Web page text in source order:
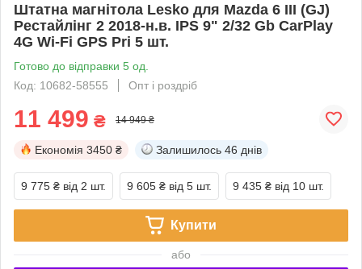
Штатна магнітола Lesko для Mazda 6 III (GJ)
Рестайлінг 2 2018-н.в. IPS 9" 2/32 Gb CarPlay
4G Wi-Fi GPS Pri 5 шт.
Готово до відправки 5 од.
Код: 10682-58555
Опт і роздріб
11 499 ₴ 14 949 ₴
Економія 3450 ₴ Залишилось 46 днів
9 775 ₴ від 2 шт. 9 605 ₴ від 5 шт. 9 435 ₴ від 10 шт.
Купити
або